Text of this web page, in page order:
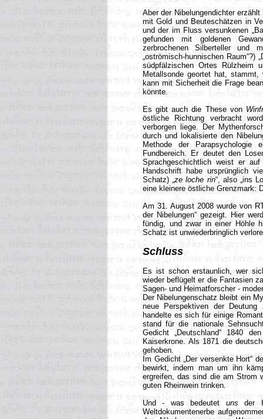
Aber der Nibelungendichter
mit Gold und Beuteschätzen in
und der im Fluss versunkenen
gefunden mit goldenen
zerbrochenen Silberteller und
„oströmisch-hunnischen
südpfälzischen Ortes Rülzheim
Metallsonde geortet hat, stammt,
kann mit Sicherheit die Frage
könnte.
Es gibt auch die These von
östliche Richtung verbracht
verborgen liege.
Der
durch und lokalisierte den
Methode der Parapsychologie
Fundbereich. Er deutet den
Sprachgeschichtlich weist er
Handschrift habe ursprünglich
Schatz) „ze loche rin“, also „ins
eine kleinere östliche Grenzmark:
Am 31. August 2008 wurde von
der Nibelungen“ gezeigt. Hier
fündig, und zwar in einer Höhle
Schatz ist unwiederbringlich
Schluss
Es ist schon erstaunlich, wer
wieder beflügelt er die Fantasien
Sagen- und Heimatforscher -
Der Nibelungenschatz bleibt ein
neue Perspektiven der
handelte es sich für einige
stand für die nationale
Gedicht „Deutschland“ 1840
Kaiserkrone. Als 1871 die
gehoben.
Im Gedicht „Der versenkte Hort“
bewirkt, indem man um ihn
ergreifen, das sind die am Strom
guten Rheinwein trinken.
Und - was bedeutet uns der
Weltdokumentenerbe